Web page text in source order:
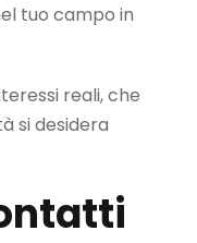
tuo campo in
reali, che
si desidera